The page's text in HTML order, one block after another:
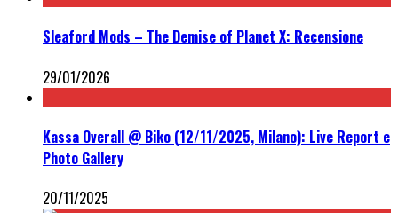
Sleaford Mods – The Demise of Planet X: Recensione
29/01/2026
Kassa Overall @ Biko (12/11/2025, Milano): Live Report e
Photo Gallery
20/11/2025